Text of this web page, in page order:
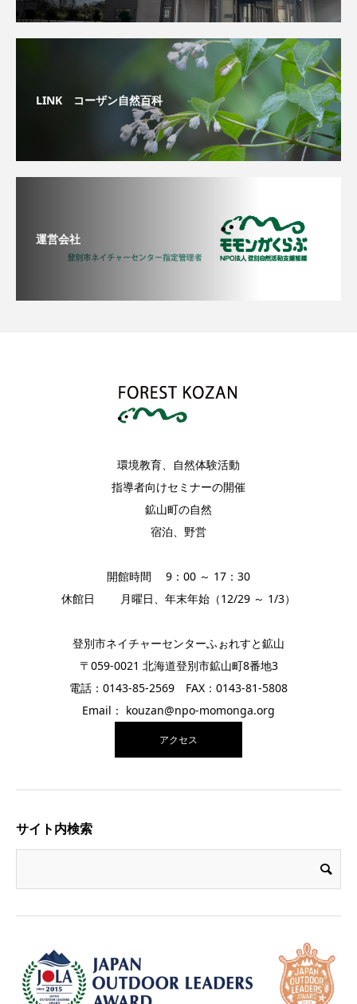
LINK コーザン自然百科
運営会社
環境教育、自然体験活動
指導者向けセミナーの開催
鉱山町の自然
宿泊、野営
開館時間 9：00 ～ 17：30
休館日 月曜日、年末年始（12/29 ～ 1/3）
登別市ネイチャーセンターふぉれすと鉱山
〒059-0021 北海道登別市鉱山町8番地3
電話：0143-85-2569 FAX：0143-81-5808
Email： kouzan@npo-momonga.org
アクセス
サイト内検索